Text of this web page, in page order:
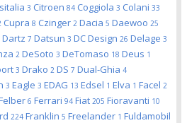
3 Citroen 84 Coggiola 3 Colani 33
Cupra 8 Czinger 2 Dacia 5 Daewoo 25
Dartz 7 Datsun 3 DC Design 26 Delage 3
2 DeSoto 3 DeTomaso 18 Deus 1
3 Drako 2 DS 7 Dual-Ghia 4
3 Eagle 3 EDAG 13 Edsel 1 Elva 1 Facel 2
6 Ferrari 94 Fiat 205 Fioravanti 10
224 Franklin 5 Freelander 1 Fuldamobil